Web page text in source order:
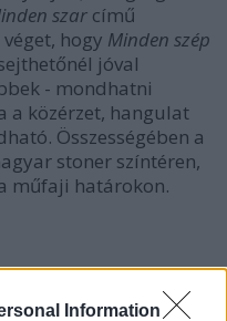
Information
szar című
hogy Minden szép
jóval
- mondhatni
a közérzet, hangulat
Összességében a
stoner színtéren,
műfaji határokon.